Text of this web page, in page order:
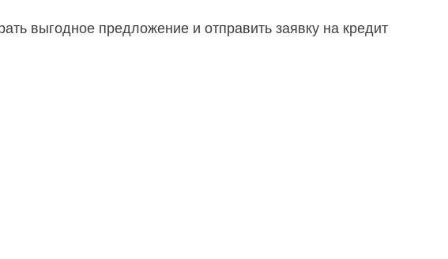
выгодное предложение и отправить заявку на кредит